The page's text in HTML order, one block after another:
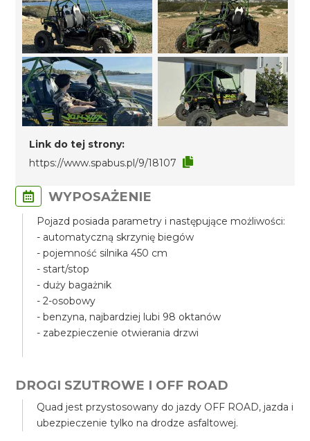
Link do tej strony:
https://www.spabus.pl/9/18107
WYPOSAŻENIE
Pojazd posiada parametry i następujące możliwości:
- automatyczną skrzynię biegów
- pojemność silnika 450 cm
- start/stop
- duży bagażnik
- 2-osobowy
- benzyna, najbardziej lubi 98 oktanów
- zabezpieczenie otwierania drzwi
DROGI SZUTROWE I OFF ROAD
Quad jest przystosowany do jazdy OFF ROAD, jazda i
ubezpieczenie tylko na drodze asfaltowej.